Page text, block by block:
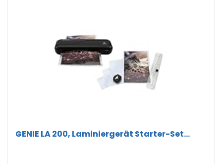
GENIE LA 200, Laminiergerät Starter-Set...